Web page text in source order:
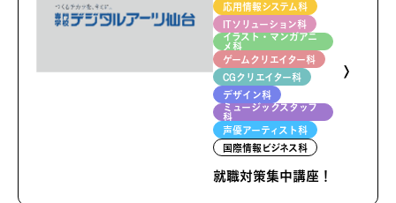
応用情報システム科
ITソリューション科
イラスト・マンガアニ
メ科
ゲームクリエイター科
CGクリエイター科
デザイン科
ミュージックスタッフ
科
声優アーティスト科
国際情報ビジネス科
就職対策集中講座！